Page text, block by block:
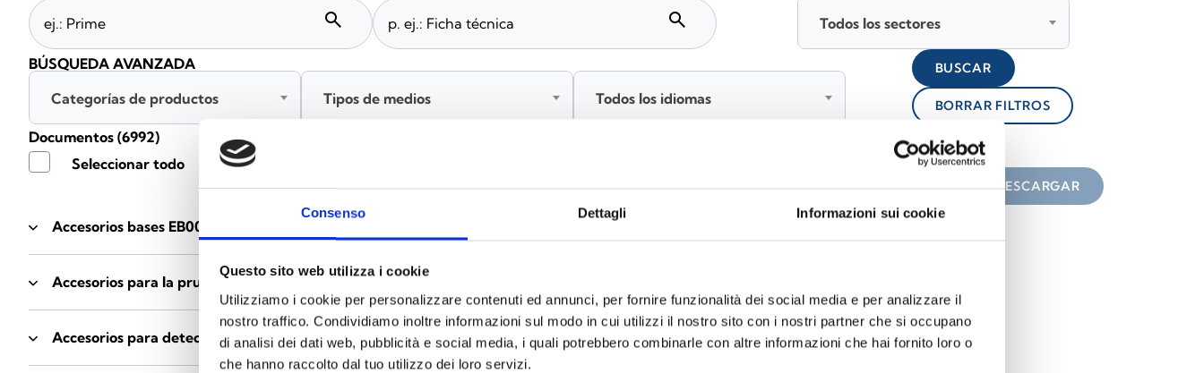
Consenso Dettagli Informazioni sui cookie
Questo sito web utilizza i cookie
Utilizziamo i cookie per personalizzare contenuti ed annunci, per fornire funzionalità dei social media e per analizzare il
nostro traffico. Condividiamo inoltre informazioni sul modo in cui utilizzi il nostro sito con i nostri partner che si occupano
di analisi dei dati web, pubblicità e social media, i quali potrebbero combinarle con altre informazioni che hai fornito loro o
che hanno raccolto dal tuo utilizzo dei loro servizi.
Accesorios bases EB00
Accesorios para la prueba de detectores
Accesorios para detectores Enea - Materiales(35)
Documentos (6992)
Seleccionar todo
DESCARGAR
search search
Todos los sectores
BÚSQUEDA AVANZADA
Categorías de productos
Tipos de medios Todos los idiomas
BUSCAR
BORRAR FILTROS